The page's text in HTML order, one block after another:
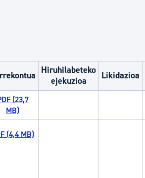
Hiruhilabeteko
ejekuzioa
Likidazioa
(23,7
MB)
(4,4 MB)